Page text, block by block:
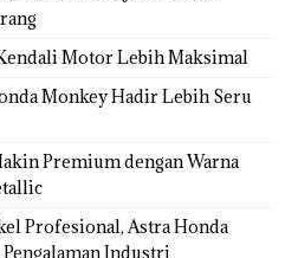
Motor Lebih Maksimal
Monkey Hadir Lebih Seru
Premium dengan Warna
Profesional, Astra Honda
Industri